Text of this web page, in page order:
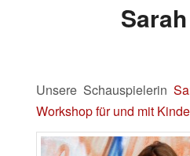
Unsere Schauspielerin
Workshop für und mit